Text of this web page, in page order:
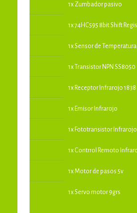
1x Zumbador pasivo
1x 74HC595 8bit Shift
1x Sensor de Temperatura
1x Transistor NPN SS8050
1x Receptor Infrarojo 1838
1x Emisor Infrarojo
1x Fototransistor Infrarojo
1x Contrrol Remoto
1x Motor de pasos 5v
1x Servo motor 9grs